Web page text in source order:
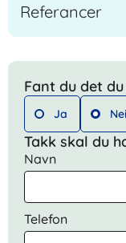
Referancer
Fant du det
Ja Nei
Takk skal du
Navn
Telefon